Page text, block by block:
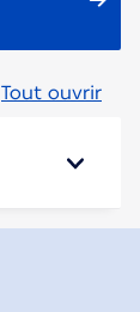
Tout ouvrir